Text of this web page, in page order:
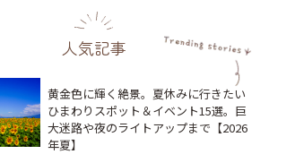
人気記事
黄金色に輝く絶景。夏休みに行きたい
ひまわりスポット＆イベント15選。巨
大迷路や夜のライトアップまで【2026
年夏】